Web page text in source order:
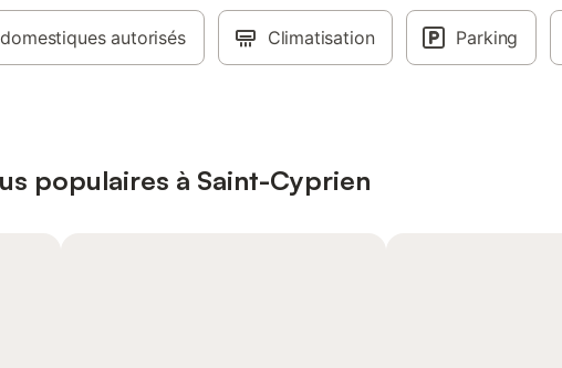
autorisés Climatisation Parking
populaires à Saint-Cyprien